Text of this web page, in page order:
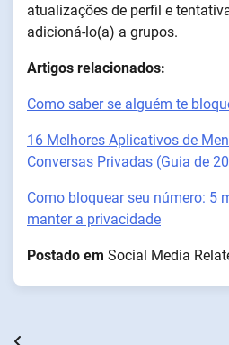
atualizações de perfil e
adicioná-lo(a) a grupos.
Artigos relacionados:
Como saber se alguém te
16 Melhores Aplicativos de
Conversas Privadas (Guia de
Como bloquear seu número: 5
manter a privacidade
Postado em Social Media